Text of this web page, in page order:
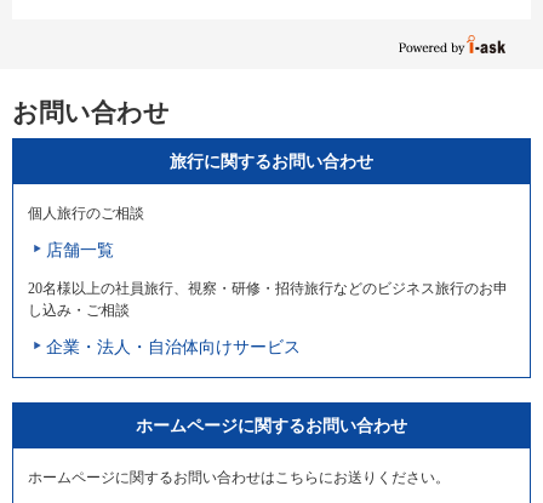
お問い合わせ
旅行に関するお問い合わせ
個人旅行のご相談
店舗一覧
20名様以上の社員旅行、視察・研修・招待旅行などのビジネス旅行のお申
し込み・ご相談
企業・法人・自治体向けサービス
ホームページに関するお問い合わせ
ホームページに関するお問い合わせはこちらにお送りください。